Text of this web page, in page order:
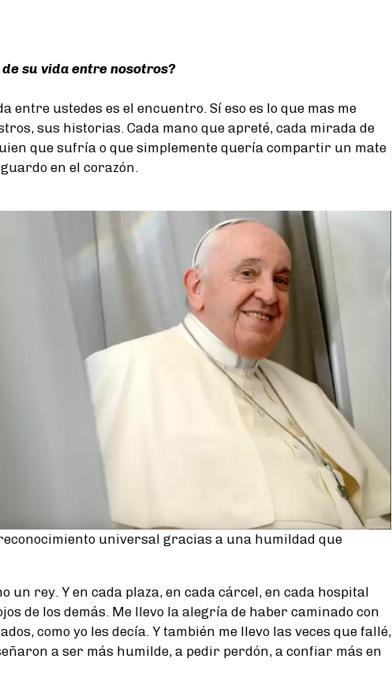
de su vida entre nosotros?
entre ustedes es el encuentro. Sí eso es lo que mas me
sus historias. Cada mano que apreté, cada mirada de
que sufría o que simplemente quería compartir un mate
en el corazón.
universal gracias a una humildad que
un rey. Y en cada plaza, en cada cárcel, en cada hospital
de los demás. Me llevo la alegría de haber caminado con
como yo les decía. Y también me llevo las veces que fallé,
a ser más humilde, a pedir perdón, a confiar más en